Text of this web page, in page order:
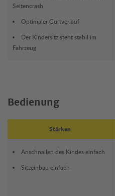
Seitencrash
Optimaler Gurtverlauf
Der Kindersitz steht stabil im
Fahrzeug
Bedienung
Stärken
Anschnallen des Kindes einfach
Sitzeinbau einfach